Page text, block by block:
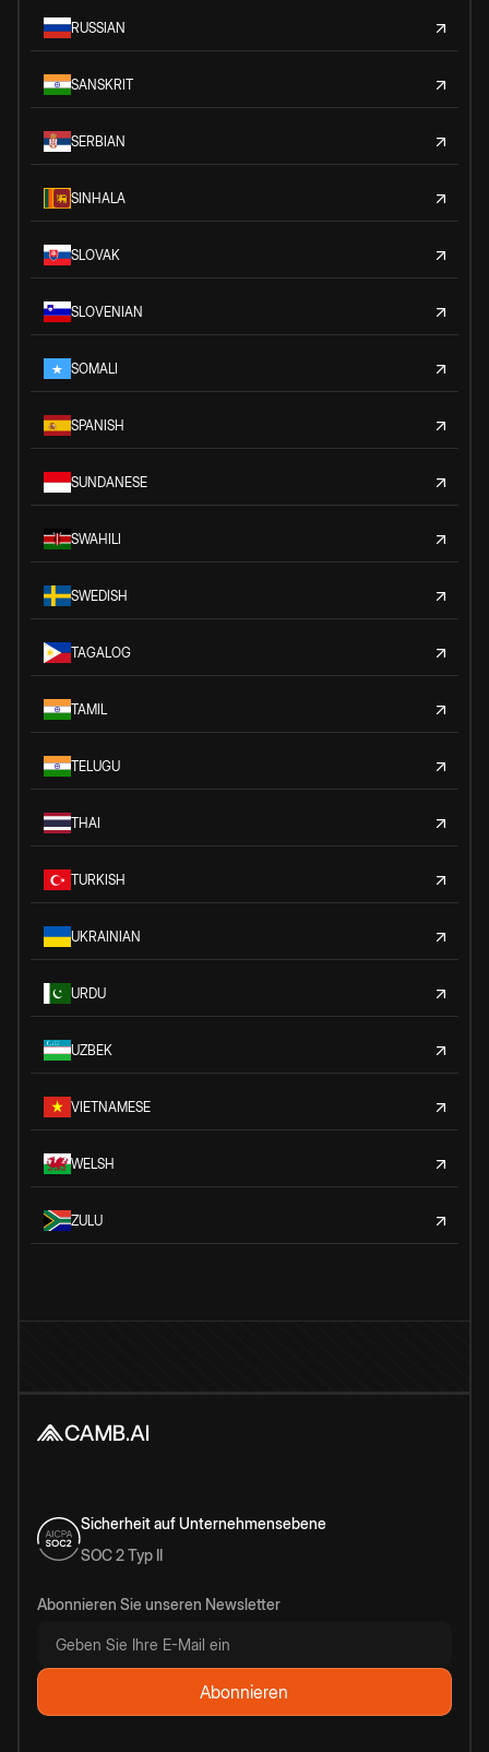
RUSSIAN
SANSKRIT
SERBIAN
SINHALA
SLOVAK
SLOVENIAN
SOMALI
SPANISH
SUNDANESE
SWAHILI
SWEDISH
TAGALOG
TAMIL
TELUGU
THAI
TURKISH
UKRAINIAN
URDU
UZBEK
VIETNAMESE
WELSH
ZULU
Sicherheit auf Unternehmensebene
SOC 2 Typ II
Abonnieren Sie unseren Newsletter